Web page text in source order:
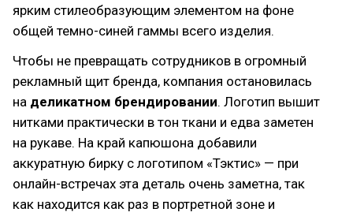
ярким стилеобразующим элементом на фоне
общей темно-синей гаммы всего изделия.
Чтобы не превращать сотрудников в огромный
рекламный щит бренда, компания остановилась
на деликатном брендировании. Логотип вышит
нитками практически в тон ткани и едва заметен
на рукаве. На край капюшона добавили
аккуратную бирку с логотипом «Тэктис» — при
онлайн-встречах эта деталь очень заметна, так
как находится как раз в портретной зоне и